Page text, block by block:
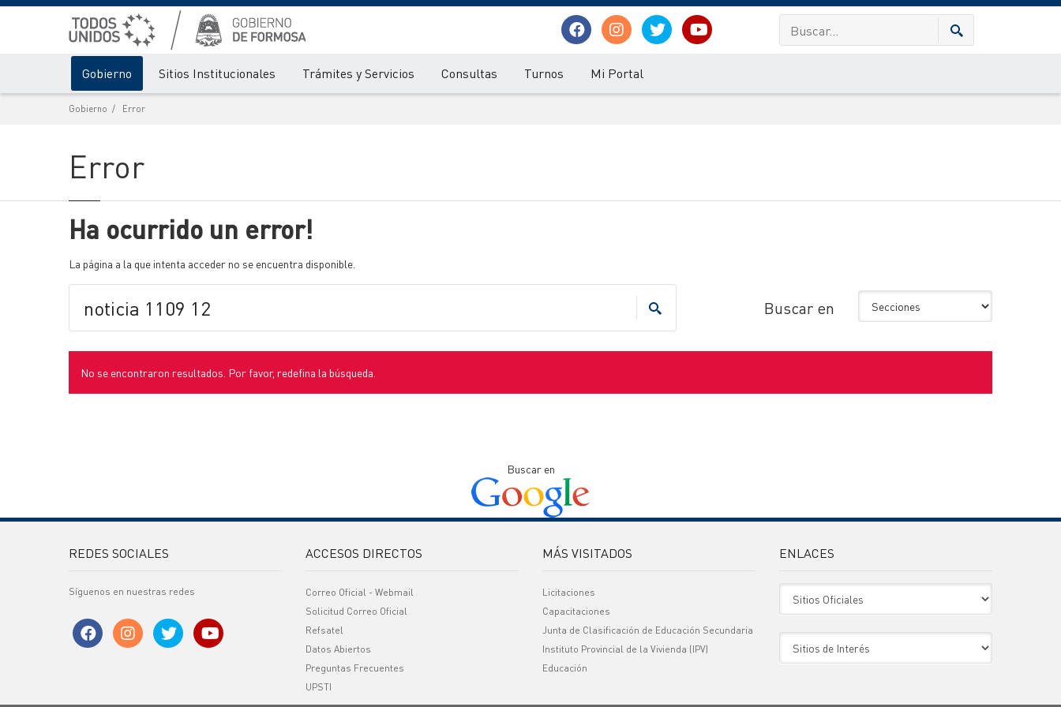
Gobierno Sitios Institucionales Trámites y Servicios Consultas Turnos Mi Portal
Gobierno Error
Error
Ha ocurrido un error!
La página a la que intenta acceder no se encuentra disponible.
Buscar en
No se encontraron resultados. Por favor, redefina la búsqueda.
Buscar en
REDES SOCIALES
Síguenos en nuestras redes
ACCESOS DIRECTOS
Correo Oficial - Webmail
Solicitud Correo Oficial
Refsatel
Datos Abiertos
Preguntas Frecuentes
UPSTI
MÁS VISITADOS
Licitaciones
Capacitaciones
Junta de Clasificación de Educación Secundaria
Instituto Provincial de la Vivienda (IPV)
Educación
ENLACES